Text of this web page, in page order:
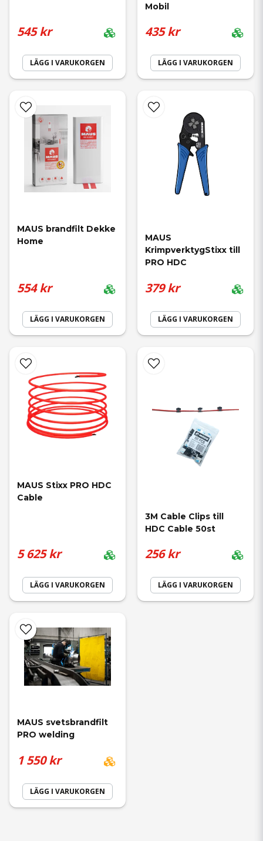
545 kr
LÄGG I VARUKORGEN
Mobil
435 kr
LÄGG I VARUKORGEN
MAUS brandfilt Dekke
Home
554 kr
LÄGG I VARUKORGEN
MAUS
KrimpverktygStixx till
PRO HDC
379 kr
LÄGG I VARUKORGEN
MAUS Stixx PRO HDC
Cable
5 625 kr
LÄGG I VARUKORGEN
3M Cable Clips till
HDC Cable 50st
256 kr
LÄGG I VARUKORGEN
MAUS svetsbrandfilt
PRO welding
1 550 kr
LÄGG I VARUKORGEN